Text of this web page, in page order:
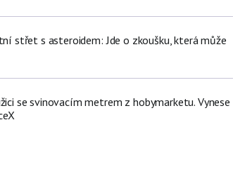
střet s asteroidem: Jde o zkoušku, která může
se svinovacím metrem z hobymarketu. Vynese